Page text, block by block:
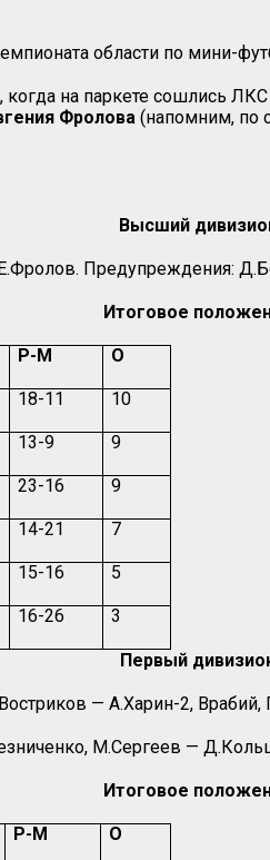
области по мини-
на паркете сошлись
Фролова (напомним, по
Высший
Предупреждения:
Итоговое
Р-М О
18-11 10
13-9 9
23-16 9
14-21 7
15-16 5
16-26 3
Первый
— А.Харин-2,
М.Сергеев —
Итоговое
Р-М О